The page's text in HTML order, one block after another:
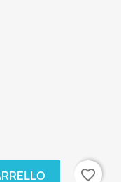
favorite_border